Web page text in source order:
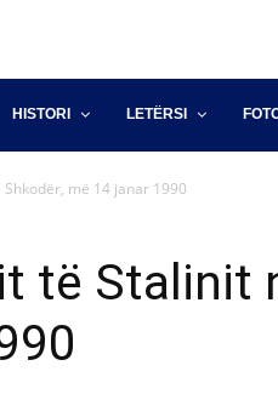
HISTORI LETËRSI
më 14 janar 1990
të Stalinit